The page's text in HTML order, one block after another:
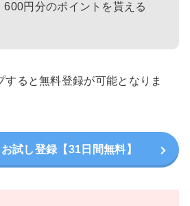
600円分のポイントを貰える
すると無料登録が可能となりま
試し登録【31日間無料】